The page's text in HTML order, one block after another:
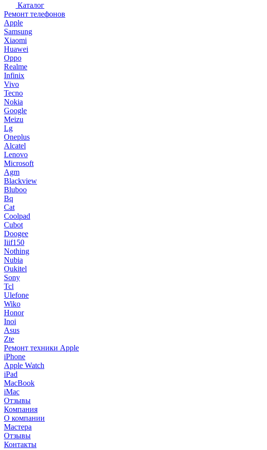
Каталог
Ремонт телефонов
Apple
Samsung
Xiaomi
Huawei
Oppo
Realme
Infinix
Vivo
Tecno
Nokia
Google
Meizu
Lg
Oneplus
Alcatel
Lenovo
Microsoft
Agm
Blackview
Bluboo
Bq
Cat
Coolpad
Cubot
Doogee
Iiif150
Nothing
Nubia
Oukitel
Sony
Tcl
Ulefone
Wiko
Honor
Inoi
Asus
Zte
Ремонт техники Apple
iPhone
Apple Watch
iPad
MacBook
iMac
Отзывы
Компания
О компании
Мастера
Отзывы
Контакты